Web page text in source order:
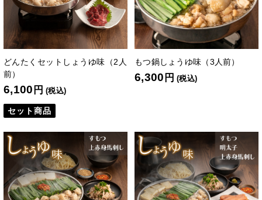
どんたくセットしょうゆ味（2人
前）
6,100 円 (税込)
セット商品
もつ鍋しょうゆ味（3人前）
6,300 円 (税込)